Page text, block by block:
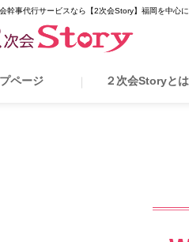
幹事代行サービスなら【2次会Story】福岡を中心
ページ ２次会Storyと